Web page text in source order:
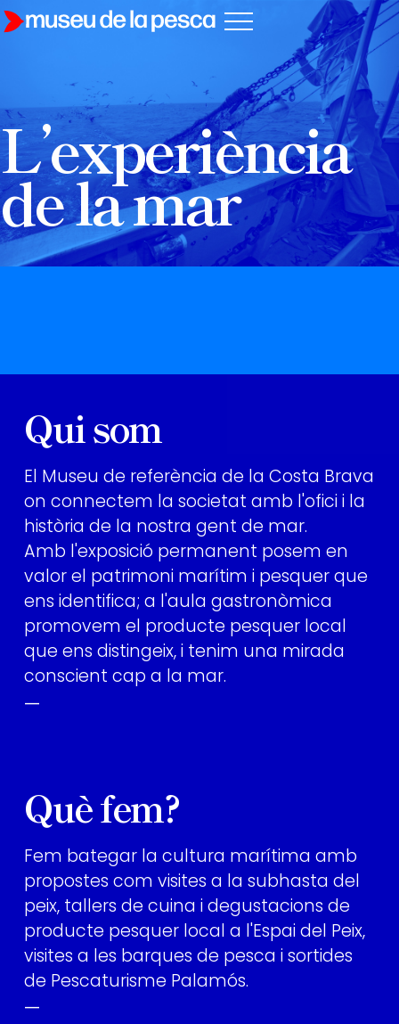
L’experiència
de la mar
Qui som
El Museu de referència de la Costa Brava
on connectem la societat amb l'ofici i la
història de la nostra gent de mar.
Amb l'exposició permanent posem en
valor el patrimoni marítim i pesquer que
ens identifica; a l'aula gastronòmica
promovem el producte pesquer local
que ens distingeix, i tenim una mirada
conscient cap a la mar.
—
Què fem?
Fem bategar la cultura marítima amb
propostes com visites a la subhasta del
peix, tallers de cuina i degustacions de
producte pesquer local a l'Espai del Peix,
visites a les barques de pesca i sortides
de Pescaturisme Palamós.
—